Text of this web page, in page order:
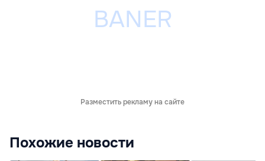
Разместить рекламу на сайте
Похожие новости